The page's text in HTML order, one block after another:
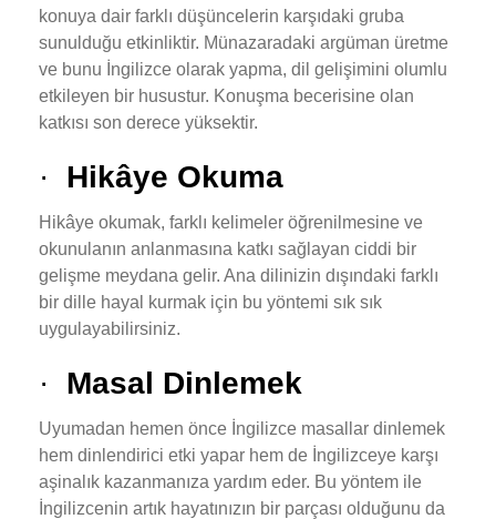
konuya dair farklı düşüncelerin karşıdaki gruba
sunulduğu etkinliktir. Münazaradaki argüman üretme
ve bunu İngilizce olarak yapma, dil gelişimini olumlu
etkileyen bir husustur. Konuşma becerisine olan
katkısı son derece yüksektir.
· Hikâye Okuma
Hikâye okumak, farklı kelimeler öğrenilmesine ve
okunulanın anlanmasına katkı sağlayan ciddi bir
gelişme meydana gelir. Ana dilinizin dışındaki farklı
bir dille hayal kurmak için bu yöntemi sık sık
uygulayabilirsiniz.
· Masal Dinlemek
Uyumadan hemen önce İngilizce masallar dinlemek
hem dinlendirici etki yapar hem de İngilizceye karşı
aşinalık kazanmanıza yardım eder. Bu yöntem ile
İngilizcenin artık hayatınızın bir parçası olduğunu da